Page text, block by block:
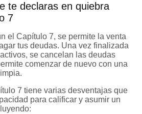
te declaras en quiebra
7
el Capítulo 7, se permite la venta
tus deudas. Una vez finalizada
se cancelan las deudas
comenzar de nuevo con una
7 tiene varias desventajas que
para calificar y asumir un